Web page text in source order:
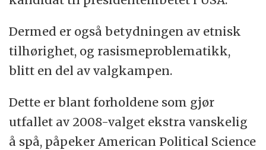
8 prosent.
(NTB)
Dermed er også betydningen av etnisk
tilhørighet, og rasismeproblematikk,
blitt en del av valgkampen.
Dette er blant forholdene som gjør
utfallet av 2008-valget ekstra vanskelig
å spå, påpeker American Political Science